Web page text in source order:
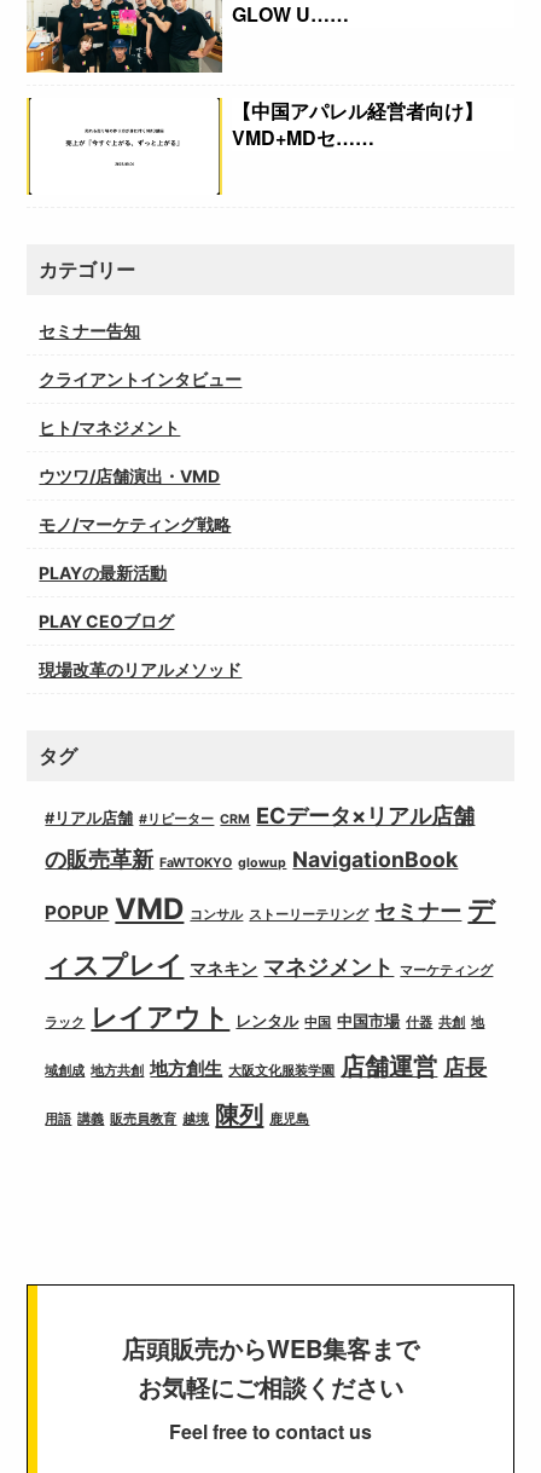
GLOW U……
【中国アパレル経営者向け】
VMD+MDセ……
カテゴリー
セミナー告知
クライアントインタビュー
ヒト/マネジメント
ウツワ/店舗演出・VMD
モノ/マーケティング戦略
PLAYの最新活動
PLAY CEOブログ
現場改革のリアルメソッド
タグ
#リアル店舗 #リピーター CRM ECデータ×リアル店舗
の販売革新 FaWTOKYO glowup NavigationBook
POPUP VMD コンサル ストーリーテリング セミナー デ
ィスプレイ マネキン マネジメント マーケティング
ラック レイアウト レンタル 中国 中国市場 什器 共創 地
域創成 地方共創 地方創生 大阪文化服装学園 店舗運営 店長
用語 講義 販売員教育 越境 陳列 鹿児島
店頭販売からWEB集客まで
お気軽にご相談ください
Feel free to contact us